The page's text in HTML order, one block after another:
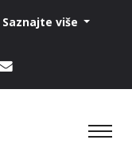
Saznajte više